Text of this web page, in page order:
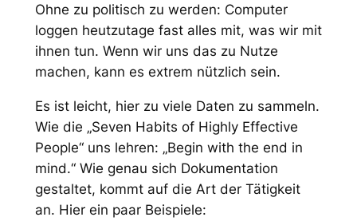
Ohne zu politisch zu werden: Computer
loggen heutzutage fast alles mit, was wir mit
ihnen tun. Wenn wir uns das zu Nutze
machen, kann es extrem nützlich sein.
Es ist leicht, hier zu viele Daten zu sammeln.
Wie die „Seven Habits of Highly Effective
People“ uns lehren: „Begin with the end in
mind.“ Wie genau sich Dokumentation
gestaltet, kommt auf die Art der Tätigkeit
an. Hier ein paar Beispiele: